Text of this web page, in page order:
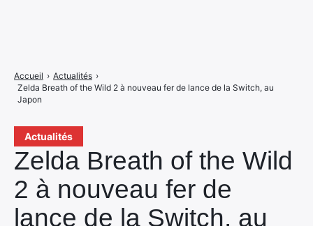
Actualités
Zelda Breath of the Wild
2 à nouveau fer de
lance de la Switch, au
Accueil › Actualités ›
Zelda Breath of the Wild 2 à nouveau fer de lance de la Switch, au
Japon